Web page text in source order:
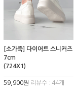
[소가죽] 다이어트 스니커즈
7cm
(724X1)
59,900원 리뷰수 : 44개